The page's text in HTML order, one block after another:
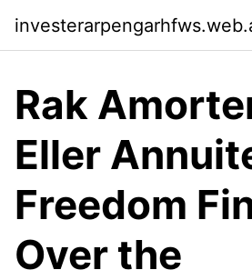
Rak
Eller
Freedom
Over the